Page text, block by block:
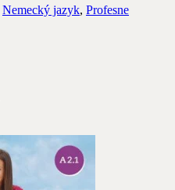
Nemecký jazyk, Profesne